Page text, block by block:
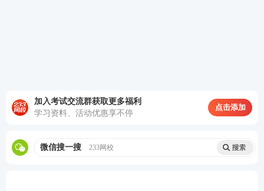
刃上。
加入考试交流群获取更多福利
学习资料、活动优惠享不停
点击添加
微信搜一搜 233网校